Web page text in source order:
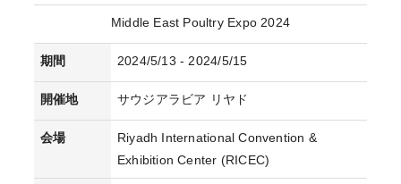
Middle East Poultry Expo 2024
期間 2024/5/13 - 2024/5/15
開催地 サウジアラビア リヤド
会場
Riyadh International Convention &
Exhibition Center (RICEC)